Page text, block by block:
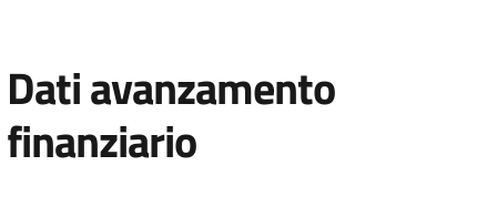
Dati avanzamento
finanziario